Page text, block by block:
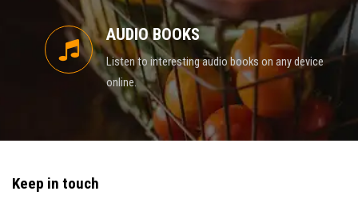
AUDIO BOOKS
Listen to interesting audio books on any device
online.
Keep in touch